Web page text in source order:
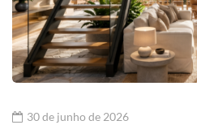
30 de junho de 2026